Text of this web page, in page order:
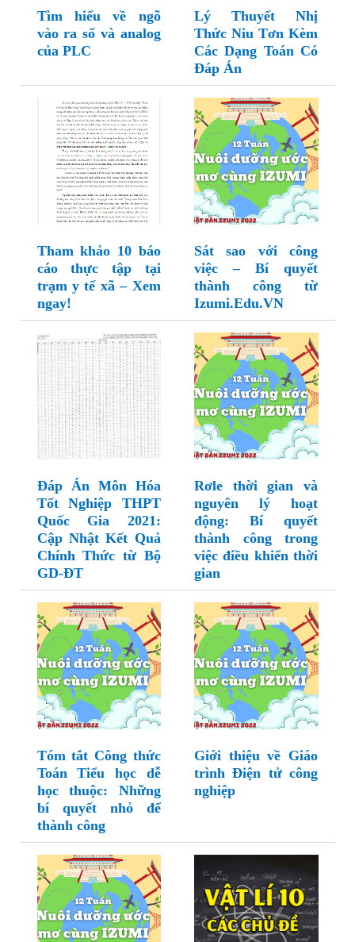
Tìm hiểu về ngõ
vào ra số và analog
của PLC
Lý Thuyết Nhị
Thức Niu Tơn Kèm
Các Dạng Toán Có
Đáp Án
Tham khảo 10 báo
cáo thực tập tại
trạm y tế xã – Xem
ngay!
Sát sao với công
việc – Bí quyết
thành công từ
Izumi.Edu.VN
Đáp Án Môn Hóa
Tốt Nghiệp THPT
Quốc Gia 2021:
Cập Nhật Kết Quả
Chính Thức từ Bộ
GD-ĐT
Rơle thời gian và
nguyên lý hoạt
động: Bí quyết
thành công trong
việc điều khiển thời
gian
Tóm tắt Công thức
Toán Tiểu học dễ
học thuộc: Những
bí quyết nhỏ để
thành công
Giới thiệu về Giáo
trình Điện tử công
nghiệp